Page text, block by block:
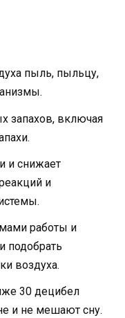
пыль, пыльцу,
запахов, включая
и снижает
и
работы и
подобрать
воздуха.
30 децибел
и не мешают сну.